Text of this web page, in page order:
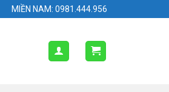
MIỀN NAM: 0981.444.956